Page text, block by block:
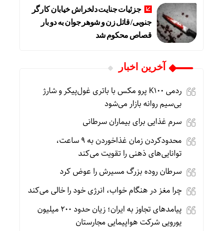
جزئیات جنایت دلخراش خیابان کارگر
جنوبی/ قاتل زن و شوهر جوان به دو بار
قصاص محکوم شد
آخرین اخبار
ردمی K100 پرو مکس با باتری غول‌پیکر و شارژ
بی‌سیم روانه بازار می‌شود
سرم غذایی برای بیماران سرطانی
محدودکردن زمان غذاخوردن به ۹ ساعت،
توانایی‌های ذهنی را تقویت می‌کند
سرطان روده بزرگ مسیرش را عوض کرد
چرا مغز در هنگام خواب، انرژی خود را خالی می‌کند
پیامدهای تجاوز به ایران؛ زیان حدود ۲۰۰ میلیون
یورویی شرکت هواپیمایی مجارستان